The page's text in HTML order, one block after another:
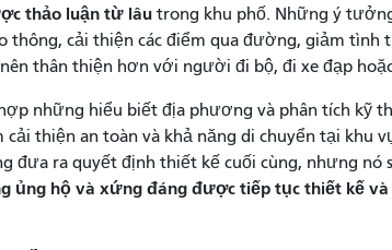
thảo luận từ lâu trong khu phố. Những ý
thông, cải thiện các điểm qua đường, giảm tình
thân thiện hơn với người đi bộ, đi xe đạp
những hiểu biết địa phương và phân tích kỹ
cải thiện an toàn và khả năng di chuyển tại khu
đưa ra quyết định thiết kế cuối cùng, nhưng nó
ủng hộ và xứng đáng được tiếp tục thiết kế và